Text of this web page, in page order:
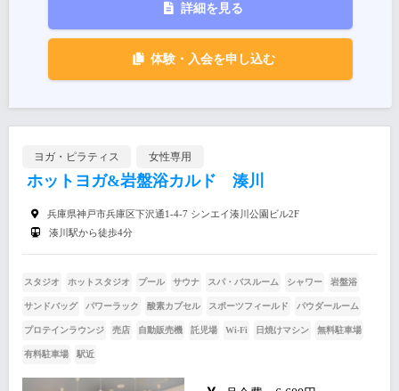
詳細を見る
体験・入会を申し込む
ヨガ・ピラティス 女性専用
ホットヨガ&岩盤浴カルド 湊川
兵庫県神戸市兵庫区下沢通1-4-7 シンエイ湊川公園ビル2F
湊川駅から徒歩4分
スタジオ ホットスタジオ プール サウナ スパ・バスルーム シャワー 岩盤浴
サンドバッグ パワーラック 酸素カプセル スポーツフィールド パウダールーム
プロテインラウンジ 売店 自動販売機 託児場 Wi-Fi 日焼けマシン 無料駐車場
有料駐車場 駅近